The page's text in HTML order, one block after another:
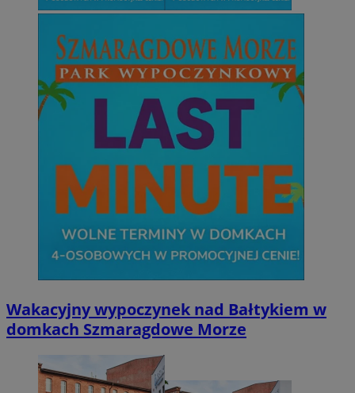
Wakacyjny wypoczynek nad Bałtykiem w
domkach Szmaragdowe Morze